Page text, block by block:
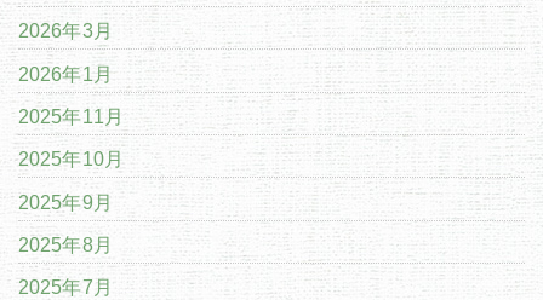
2026年3月
2026年1月
2025年11月
2025年10月
2025年9月
2025年8月
2025年7月